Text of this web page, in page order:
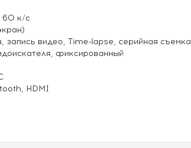
60 к/с
видео, Time-lapse, серийная съемка
фиксированный
HDMI